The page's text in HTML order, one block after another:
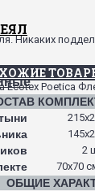
Никаких
Ecotex Poetica
2
70х70
ОБЩИЕ